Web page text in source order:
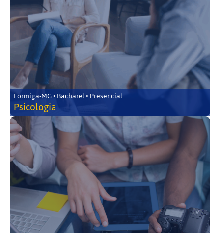
Formiga-MG • Bacharel • Presencial
Psicologia